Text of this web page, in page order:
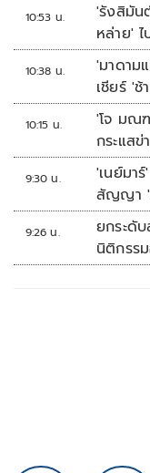
10:53 น.
'รังสิมัน
หล่าย'
10:38 น.
'มาดาม
เชียร์ '
10:15 น.
'โจ มณฑ
กระแส
เลย
9:30 น.
'เนย์มา
สัญญา '
9:26 น.
ยกระดั
นิติกรร